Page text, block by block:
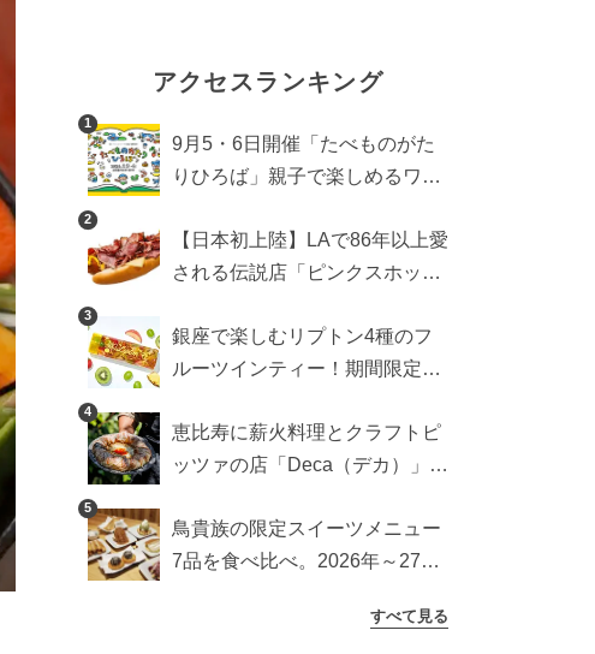
アクセスランキング
1
9月5・6日開催「たべものがた
りひろば」親子で楽しめるワー
ーなどをご紹介
2
【日本初上陸】LAで86年以上愛
される伝説店「ピンクスホット
ットドッグブーム到来!?
3
銀座で楽しむリプトン4種のフ
ルーツインティー！期間限定キ
4
恵比寿に薪火料理とクラフトピ
ッツァの店「Deca（デカ）」が
ストラン
5
鳥貴族の限定スイーツメニュー
7品を食べ比べ。2026年～27年
すべて見る